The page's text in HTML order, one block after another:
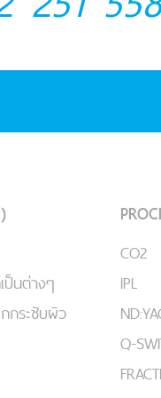
นต่างๆ
ระชับผิว
CO2
IPL
Q-